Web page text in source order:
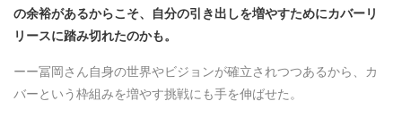
の余裕があるからこそ、自分の引き出しを増やすためにカバーリ
リースに踏み切れたのかも。
ーー冨岡さん自身の世界やビジョンが確立されつつあるから、カ
バーという枠組みを増やす挑戦にも手を伸ばせた。